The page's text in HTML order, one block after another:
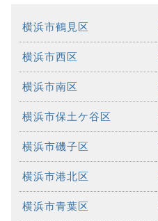
横浜市鶴見区
横浜市西区
横浜市南区
横浜市保土ケ谷区
横浜市磯子区
横浜市港北区
横浜市青葉区